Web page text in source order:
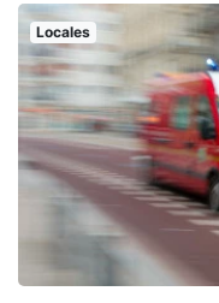
Locales